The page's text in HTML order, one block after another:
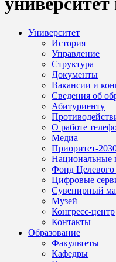
Университет
История
Управление
Структура
Документы
Вакансии и
Сведения об
Абитуриенту
О работе
Медиа
Приоритет-
Национальные
Фонд Целевого
Цифровые
Сувенирный
Музей
Конгресс-центр
Контакты
Образование
Факультеты
Кафедры